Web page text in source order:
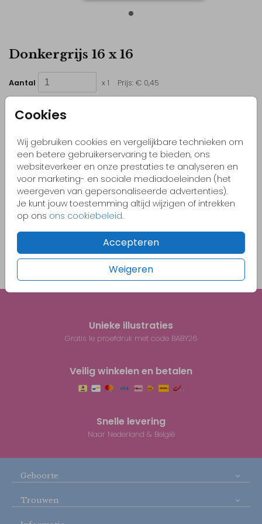
Cookies
Wij gebruiken cookies en vergelijkbare technieken om
een betere gebruikerservaring te bieden, ons
websiteverkeer en onze prestaties te analyseren en
voor marketing- en sociale mediadoeleinden (het
weergeven van gepersonaliseerde advertenties).
Je kunt jouw toestemming altijd wijzigen of intrekken
op ons ons cookiebeleid.
Accepteren
Weigeren
Donkergrijs 16 x 16
Aantal x 1 Prijs: € 0,45
Kleurrijke & vrolijke ontwerpen
Originele kaartjes
Pas zelf het kaartje aan naar jouw wensen
Bestel gemakkelijk een proefdruk vanaf €1,-
donkergrijs 16 x 16
Prijs:€ 0,45 per 1
Unieke illustraties
Gratis 1e proefdruk met code BABY26
Veilig winkelen en betalen
Snelle levering
Naar Nederland & België
Geboorte
Trouwen